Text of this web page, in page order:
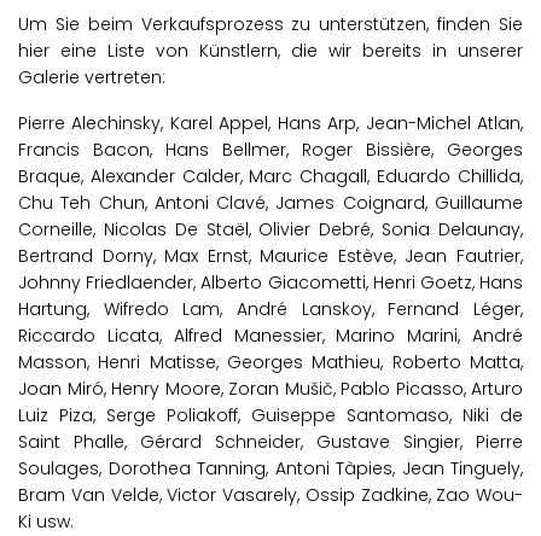
Um Sie beim Verkaufsprozess zu unterstützen, finden Sie
hier eine Liste von Künstlern, die wir bereits in unserer
Galerie vertreten:
Pierre Alechinsky, Karel Appel, Hans Arp, Jean-Michel Atlan,
Francis Bacon, Hans Bellmer, Roger Bissière, Georges
Braque, Alexander Calder, Marc Chagall, Eduardo Chillida,
Chu Teh Chun, Antoni Clavé, James Coignard, Guillaume
Corneille, Nicolas De Staël, Olivier Debré, Sonia Delaunay,
Bertrand Dorny, Max Ernst, Maurice Estève, Jean Fautrier,
Johnny Friedlaender, Alberto Giacometti, Henri Goetz, Hans
Hartung, Wifredo Lam, André Lanskoy, Fernand Léger,
Riccardo Licata, Alfred Manessier, Marino Marini, André
Masson, Henri Matisse, Georges Mathieu, Roberto Matta,
Joan Miró, Henry Moore, Zoran Mušič, Pablo Picasso, Arturo
Luiz Piza, Serge Poliakoff, Guiseppe Santomaso, Niki de
Saint Phalle, Gérard Schneider, Gustave Singier, Pierre
Soulages, Dorothea Tanning, Antoni Tàpies, Jean Tinguely,
Bram Van Velde, Victor Vasarely, Ossip Zadkine, Zao Wou-
Ki usw.